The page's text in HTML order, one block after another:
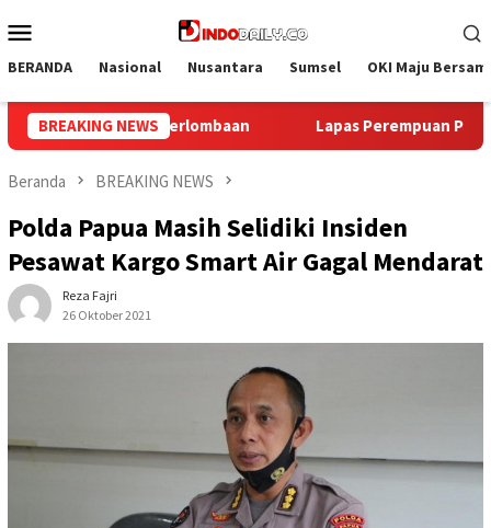
ke
Mobile
BERANDA Nasional Nusantara Sumsel OKI Maju
BREAKING NEWS
Perempuan Palembang Ikuti Donor Darah dan Pemeriksaan
Beranda BREAKING NEWS
Polda Papua Masih Selidiki Insiden
Pesawat Kargo Smart Air Gagal Mendarat
Reza Fajri
26 Oktober 2021